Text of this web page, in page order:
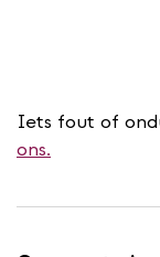
Iets fout of
ons.